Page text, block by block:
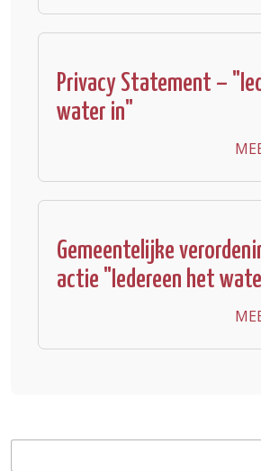
Privacy Statement –
water in"
Gemeentelijke
actie "Iedereen het